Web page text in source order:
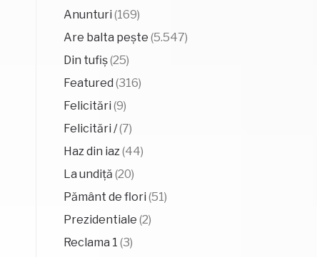
Anunturi (169)
Are balta pește (5.547)
Din tufiș(25)
Featured (316)
Felicitări (9)
Felicitări /(7)
Haz din iaz(44)
La undiță (20)
Pământ de flori (51)
Prezidentiale (2)
Reclama 1 (3)